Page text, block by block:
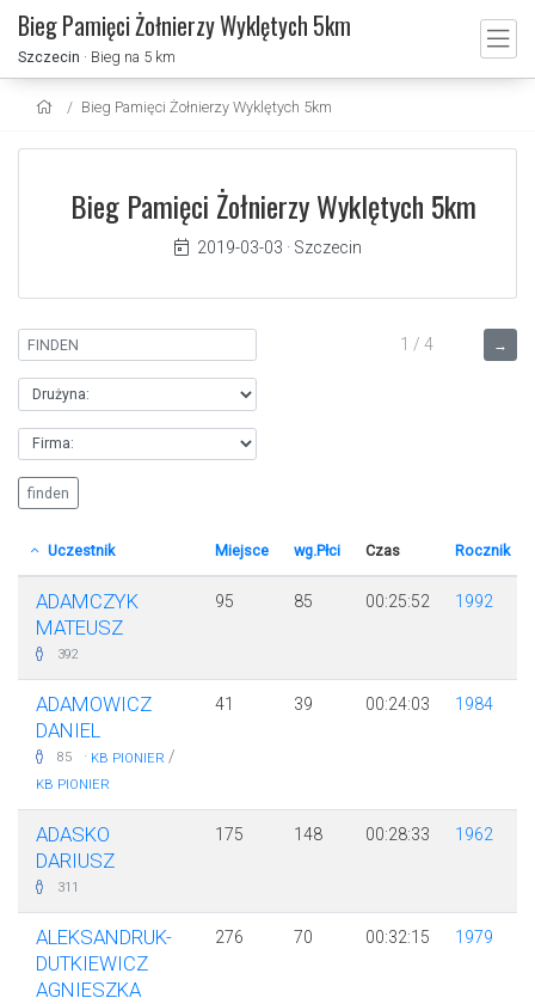
Bieg Pamięci Żołnierzy Wyklętych 5km
Szczecin · Bieg na 5 km
Bieg Pamięci Żołnierzy Wyklętych 5km
Bieg Pamięci Żołnierzy Wyklętych 5km
2019-03-03 · Szczecin
→
1 / 4
Uczestnik Miejsce wg.Płci Czas Rocznik
ADAMCZYK
MATEUSZ
392
95 85 00:25:52 1992
ADAMOWICZ
DANIEL
85 · KB PIONIER /
KB PIONIER
41 39 00:24:03 1984
ADASKO
DARIUSZ
311
175 148 00:28:33 1962
ALEKSANDRUK-
DUTKIEWICZ
AGNIESZKA
276 70 00:32:15 1979